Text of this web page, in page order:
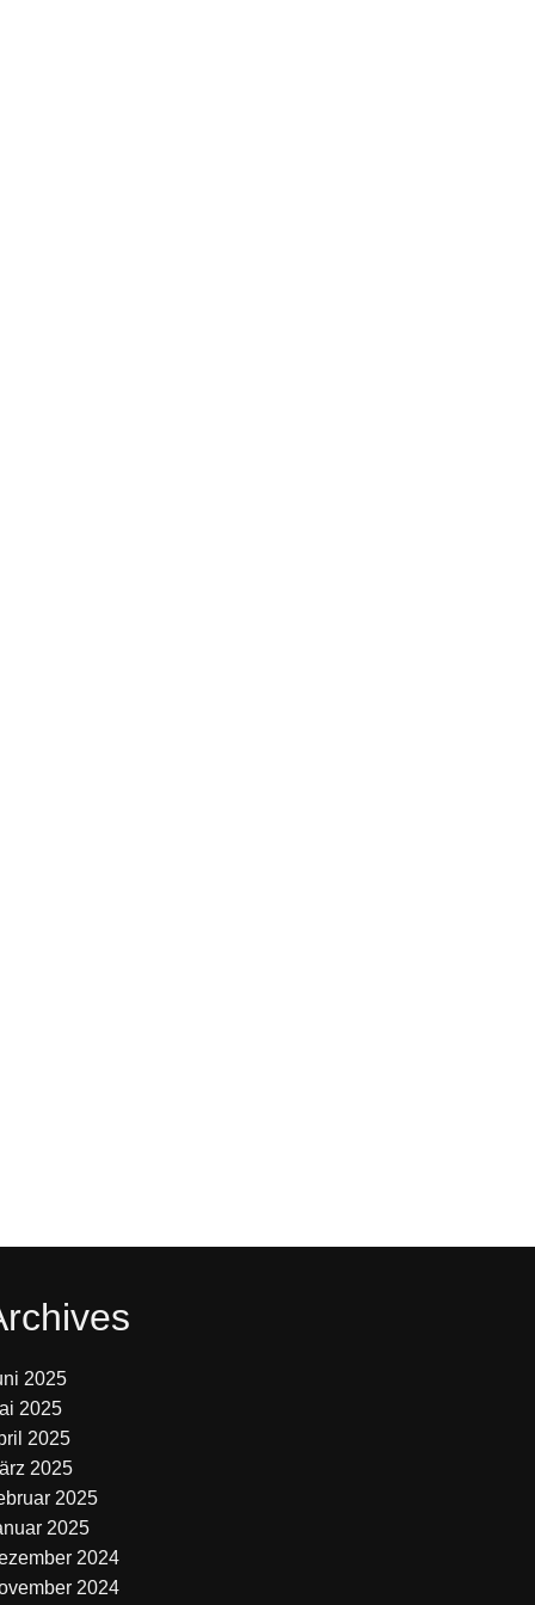
2025
2025
2025
2025
2025
2025
2024
2024